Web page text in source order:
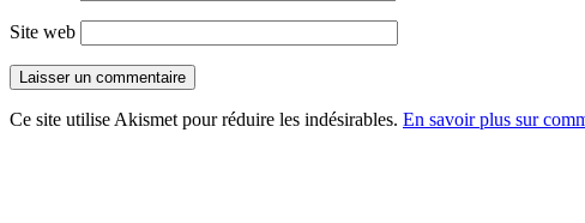
Site web
Ce site utilise Akismet pour réduire les indésirables. En savoir plus sur